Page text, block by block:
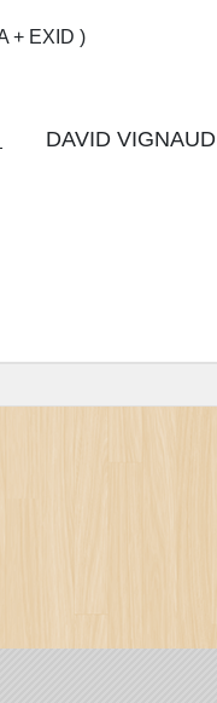
+ EXID )
DAVID VIGNAUD